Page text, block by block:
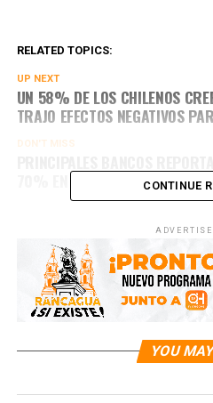
RELATED TOPICS:
UP NEXT
UN 58% DE LOS CHILENOS
TRAJO EFECTOS NEGATIVOS
DON'T MISS
70% EN SUS GANANCIAS EN
CONTINUE
YOU